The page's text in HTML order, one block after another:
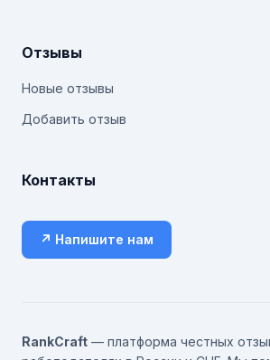
Отзывы
Новые отзывы
Добавить отзыв
Контакты
↗ Напишите нам
RankCraft — платформа честных